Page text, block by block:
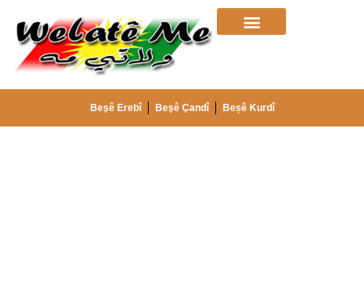
Beşê Erebî Beşê Çandî Beșê Kurdî